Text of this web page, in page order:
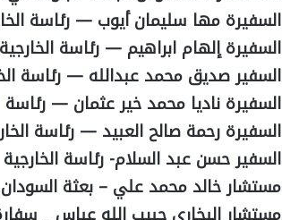
السفيرة مها سليمان أيوب — رئاسة
السفيرة إلهام ابراهيم — رئاسة الخارجية
السفير صديق محمد عبدالله — رئاسة
السفيرة ناديا محمد خير عثمان — رئاسة
السفيرة رحمة صالح العبيد — رئاسة
السفير حسن عبد السلام- رئاسة الخارجية
مستشار خالد محمد علي – بعثة